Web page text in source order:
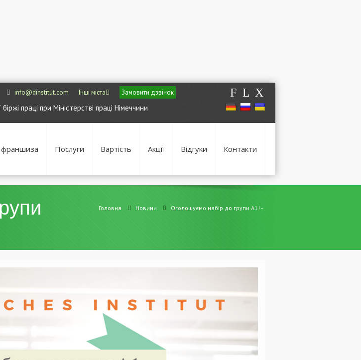
F L X
info@dinstitut.com Інші міста Замовити дзвінок
праці при Міністерстві праці Німеччини
франшиза Послуги Вартість Акції Відгуки Контакти
Головна Новини Оголошуємо набір до групи А1! -